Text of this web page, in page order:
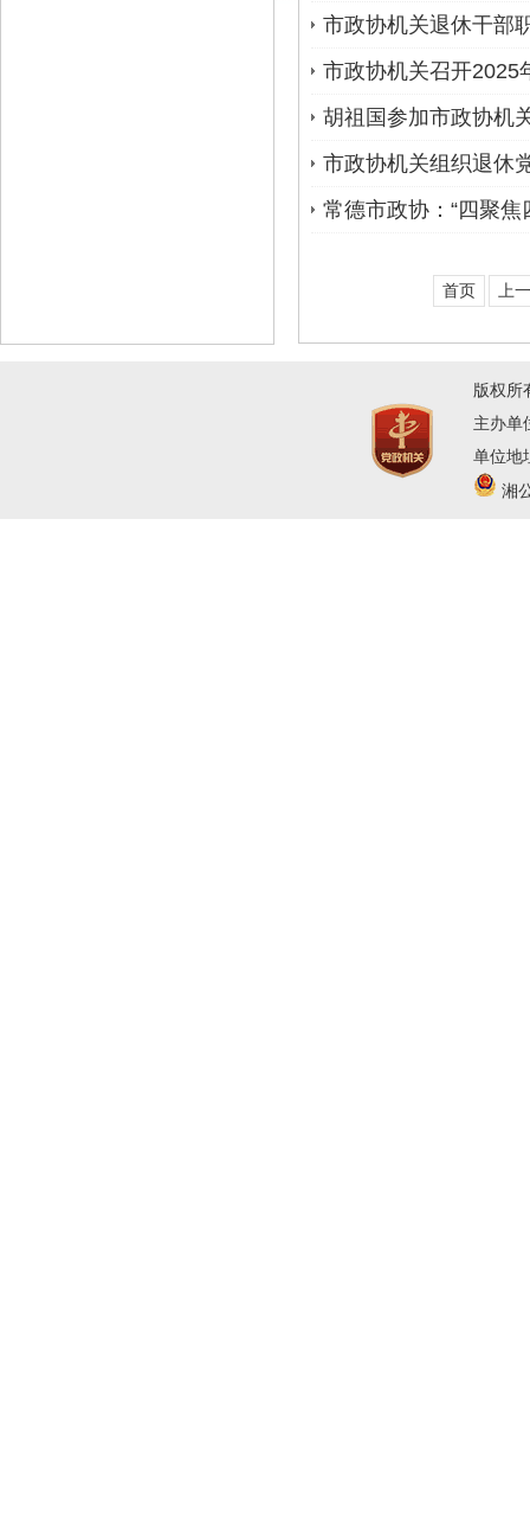
市政协机关退休干部
市政协机关召开2025
胡祖国参加市政协机
市政协机关组织退休
常德市政协：“四聚
首页 上
版权所
主办单
单位地
湘